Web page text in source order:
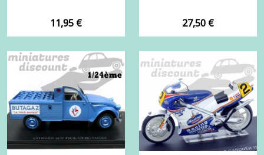
Prix
11,95 € Prix
27,50 €